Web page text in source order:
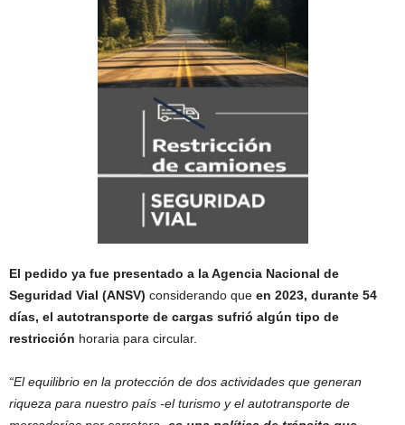
El pedido ya fue presentado a la Agencia Nacional de
Seguridad Vial (ANSV) considerando que en 2023, durante 54
días, el autotransporte de cargas sufrió algún tipo de
restricción horaria para circular.
“El equilibrio en la protección de dos actividades que generan
riqueza para nuestro país -el turismo y el autotransporte de